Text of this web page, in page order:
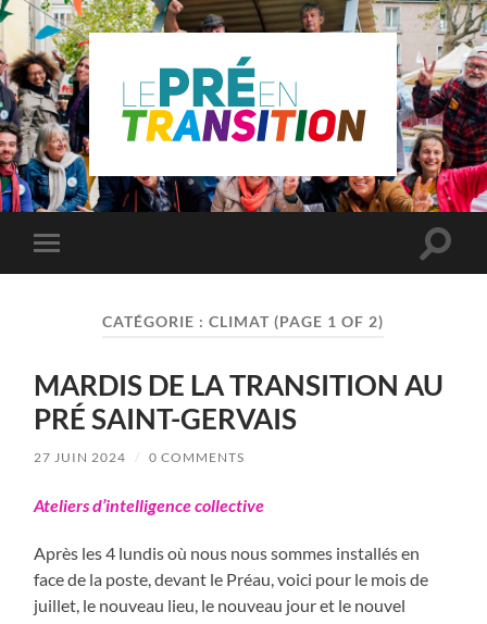
Le
Pré
Saint
Toggle
mobile
Toggle
CATÉGORIE :CLIMAT (PAGE 1 OF 2)
MARDIS DE LA TRANSITION AU
PRÉ SAINT-GERVAIS
27 JUIN 2024 / 0 COMMENTS
Ateliers d’intelligence collective
Après les 4 lundis où nous nous sommes installés en
face de la poste, devant le Préau, voici pour le mois de
juillet, le nouveau lieu, le nouveau jour et le nouvel